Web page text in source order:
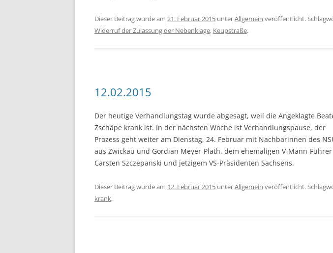
Dieser Beitrag wurde am 21. Februar 2015 unterAllgemein veröffentlicht.
Widerruf der Zulassung der Nebenklage, Keupstraße.
12.02.2015
Der heutige Verhandlungstag wurde abgesagt, weil die Angeklagte
Zschäpe krank ist. In der nächsten Woche ist Verhandlungspause, der
Prozess geht weiter am Dienstag, 24. Februar mit Nachbarinnen des
aus Zwickau und Gordian Meyer-Plath, dem ehemaligen V-Mann-
Carsten Szczepanski und jetzigem VS-Präsidenten Sachsens.
Dieser Beitrag wurde am 12. Februar 2015 unterAllgemein veröffentlicht.
krank.